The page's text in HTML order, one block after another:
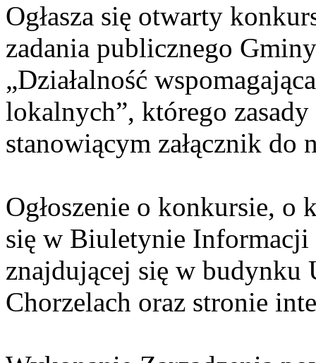
Ogłasza się otwarty
zadania publicznego
„Działalność
lokalnych”, którego
stanowiącym załącznik do
Ogłoszenie o konkursie, o
się w Biuletynie Informacji
znajdującej się w
Chorzelach oraz stronie